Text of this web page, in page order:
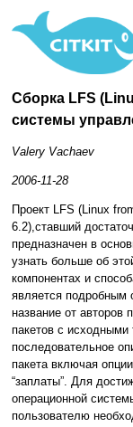
Сборка LFS
системы
Valery Vachaev
2006-11-28
Проект LFS (Linux
6.2),ставший
предназначен в
узнать больше об
компонентах и
является подробным
название от авторов
пакетов с исходными
последовательное
пакета включая
“заплаты”. Для
операционной
пользователю